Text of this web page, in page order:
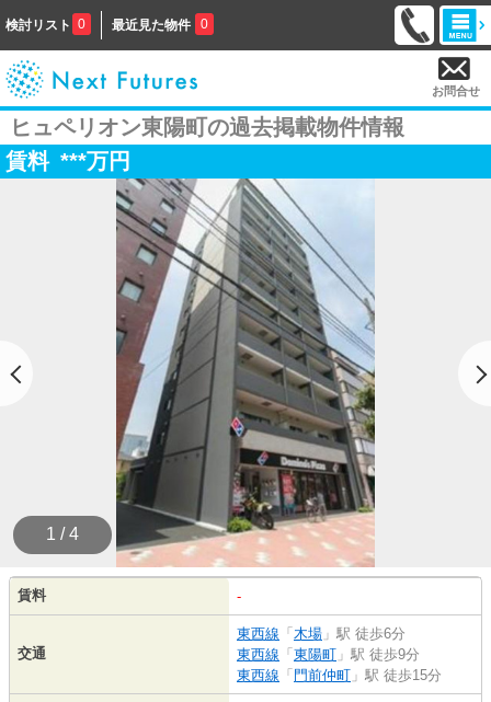
検討リスト 0 最近見た物件 0
お問合せ
ヒュペリオン東陽町の過去掲載物件情報
賃料 ***万円
1 / 4
賃料 -
交通
東西線 「 木場 」駅 徒歩6分
東西線 「 東陽町 」駅 徒歩9分
東西線 「 門前仲町 」駅 徒歩15分